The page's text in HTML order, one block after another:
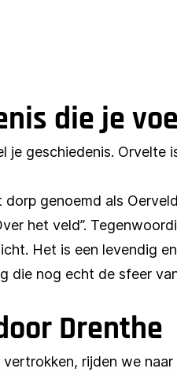
die je
je geschiedenis. Orvelte
genoemd als
het veld”.
Het is een levendig
die nog echt de sfeer
Drenthe
rijden we